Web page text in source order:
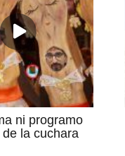
ni programo
la cuchara